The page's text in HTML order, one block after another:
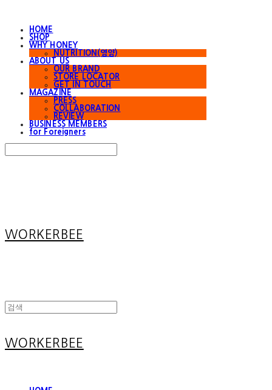
HOME
SHOP
WHY HONEY
NUTRITION(영양)
ABOUT US
OUR BRAND
STORE LOCATOR
GET IN TOUCH
MAGAZINE
PRESS
COLLABORATION
REVIEW
BUSINESS MEMBERS
for Foreigners
WORKERBEE
WORKERBEE